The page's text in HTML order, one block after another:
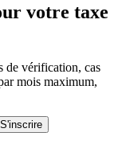
votre taxe
de vérification, cas
mois maximum,
S'inscrire